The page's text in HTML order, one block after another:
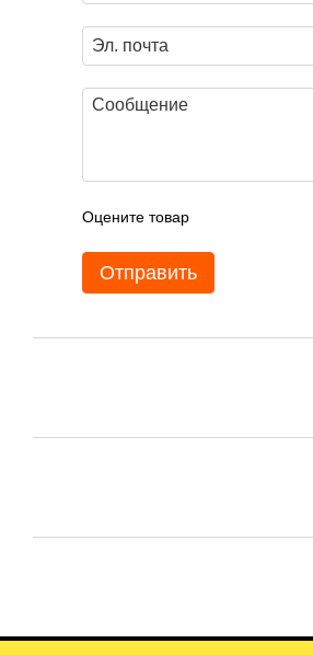
Оцените товар
Отправить